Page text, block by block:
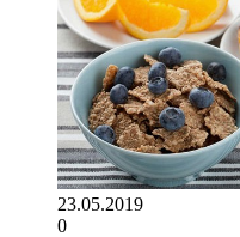
23.05.2019
0